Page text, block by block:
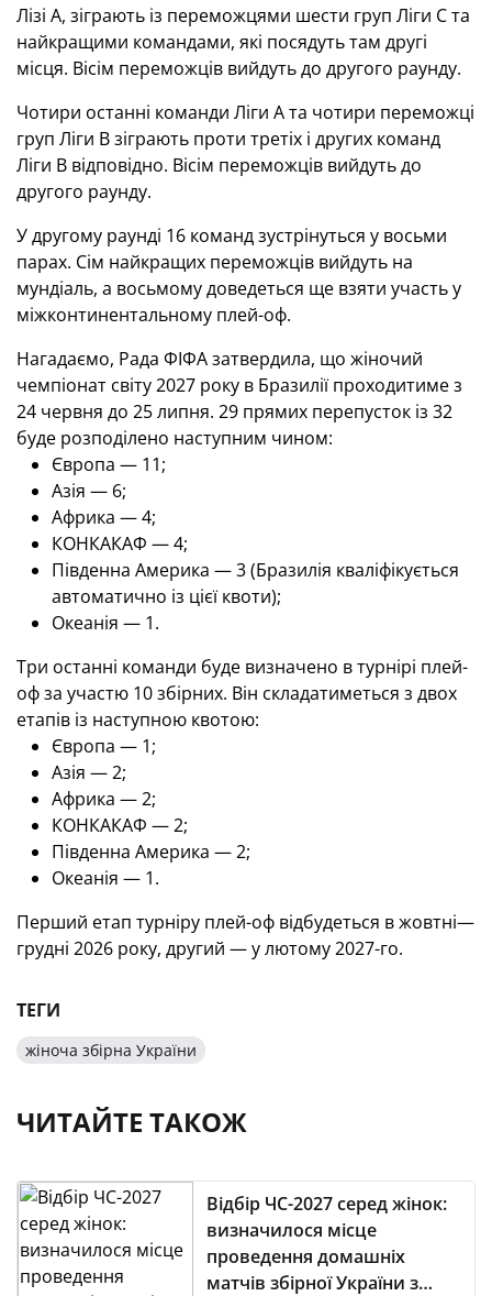
Лізі А, зіграють із переможцями шести груп Ліги С та
найкращими командами, які посядуть там другі
місця. Вісім переможців вийдуть до другого раунду.
Чотири останні команди Ліги А та чотири переможці
груп Ліги В зіграють проти третіх і других команд
Ліги В відповідно. Вісім переможців вийдуть до
другого раунду.
У другому раунді 16 команд зустрінуться у восьми
парах. Сім найкращих переможців вийдуть на
мундіаль, а восьмому доведеться ще взяти участь у
міжконтинентальному плей-оф.
Нагадаємо, Рада ФІФА затвердила, що жіночий
чемпіонат світу 2027 року в Бразилії проходитиме з
24 червня до 25 липня. 29 прямих перепусток із 32
буде розподілено наступним чином:
Європа — 11;
Азія — 6;
Африка — 4;
КОНКАКАФ — 4;
Південна Америка — 3 (Бразилія кваліфікується
автоматично із цієї квоти);
Океанія — 1.
Три останні команди буде визначено в турнірі плей-
оф за участю 10 збірних. Він складатиметься з двох
етапів із наступною квотою:
Європа — 1;
Азія — 2;
Африка — 2;
КОНКАКАФ — 2;
Південна Америка — 2;
Океанія — 1.
Перший етап турніру плей-оф відбудеться в жовтні—
грудні 2026 року, другий — у лютому 2027-го.
ТЕГИ
жіноча збірна України
ЧИТАЙТЕ ТАКОЖ
Відбір ЧС-2027 серед жінок:
визначилося місце
проведення домашніх
матчів збірної України з